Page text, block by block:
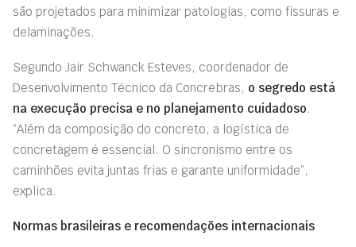
são projetados para minimizar patologias, como fissuras e
delaminações.
Segundo Jair Schwanck Esteves, coordenador de
Desenvolvimento Técnico da Concrebras, o segredo está
na execução precisa e no planejamento cuidadoso.
“Além da composição do concreto, a logística de
concretagem é essencial. O sincronismo entre os
caminhões evita juntas frias e garante uniformidade”,
explica.
Normas brasileiras e recomendações internacionais